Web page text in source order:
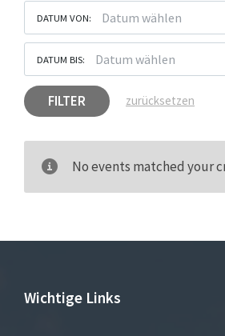
DATUM VON:
DATUM BIS:
FILTER zurücksetzen
No events matched your
Wichtige Links